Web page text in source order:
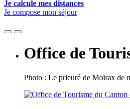
Je calcule mes distances
Je compose mon séjour
Office de
Photo : Le prieuré de Moirax de